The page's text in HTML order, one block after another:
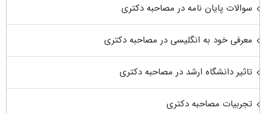
سوالات پایان نامه در مصاحبه دکتری
معرفی خود به انگلیسی در مصاحبه دکتری
تاثیر دانشگاه ارشد در مصاحبه دکتری
تجربیات مصاحبه دکتری